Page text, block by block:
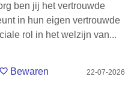
ben jij het vertrouwde
in hun eigen vertrouwde
rol in het welzijn van...
Bewaren 22-07-2026